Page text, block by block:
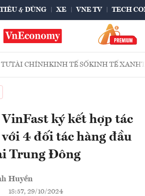
TIÊU & DÙNG XE VNE TV TECH
TÀI CHÍNHKINH TẾ SỐKINH TẾ XANH
ký kết hợp tác
4 đối tác hàng đầu
Trung Đông
Huyền
18:57, 29/10/2024